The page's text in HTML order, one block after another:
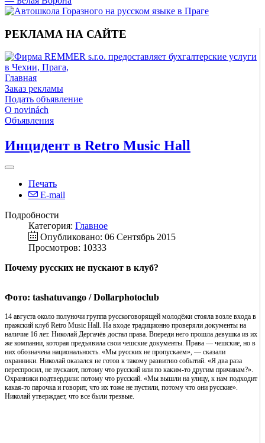
РЕКЛАМА НА САЙТЕ
Главная
Заказ рекламы
Подать объявление
O novinách
Объявления
Инцидент в Retro Music Hall
Печать
E-mail
Подробности
Категория: Главное
Опубликовано: 06 Сентябрь 2015
Просмотров: 10333
Почему русских не пускают в клуб?
Фото: tashatuvango / Dollarphotoclub
14 августа около полуночи группа русскоговорящей молодёжи стояла возле входа в
пражский клуб Retro Music Hall. На входе традиционно проверяли документы на
наличие 16 лет. Николай Дергачёв достал права. Впереди него прошла девушка из их
же компании, которая предъявила свои чешские документы. Права — чешские, но в
них обозначена национальность. «Мы русских не пропускаем», — сказали
охранники. Николай оказался не готов к такому развитию событий. «Я два раза
переспросил, не пускают, потому что русский или по каким-то другим причинам?».
Охранники подтвердили: потому что русский. «Мы вышли на улицу, к нам подходит
какая-то парочка и говорит, что их тоже не пустили, потому что они русские».
Николай утверждает, что все были трезвые.